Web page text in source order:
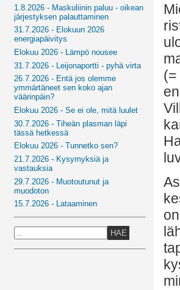
1.8.2026 - Maskuliinin paluu - oikean
järjestyksen palauttaminen
31.7.2026 - Elokuun 2026
energiapäivitys
Elokuu 2026 - Lämpö nousee
31.7.2026 - Leijonaportti - pyhä virta
26.7.2026 - Entä jos olemme
ymmärtäneet sen koko ajan
väärinpäin?
Elokuu 2026 - Se ei ole, mitä luulet
30.7.2026 - Tiheän plasman läpi
tässä hetkessä
Elokuu 2026 - Tunnetko sen?
21.7.2026 - Kysymyksiä ja
vastauksia
29.7.2026 - Muotoutunut ja
muodoton
15.7.2026 - Lataaminen
HAE
(=